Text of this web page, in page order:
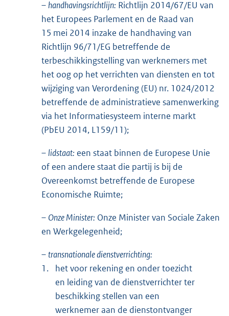
– handhavingsrichtlijn: Richtlijn 2014/67/EU van
het Europees Parlement en de Raad van
15 mei 2014 inzake de handhaving van
Richtlijn 96/71/EG betreffende de
terbeschikkingstelling van werknemers met
het oog op het verrichten van diensten en tot
wijziging van Verordening (EU) nr. 1024/2012
betreffende de administratieve samenwerking
via het Informatiesysteem interne markt
(PbEU 2014, L159/11);
– lidstaat: een staat binnen de Europese Unie
of een andere staat die partij is bij de
Overeenkomst betreffende de Europese
Economische Ruimte;
– Onze Minister: Onze Minister van Sociale Zaken
en Werkgelegenheid;
–transnationale dienstverrichting:
1.
het voor rekening en onder toezicht
en leiding van de dienstverrichter ter
beschikking stellen van een
werknemer aan de dienstontvanger